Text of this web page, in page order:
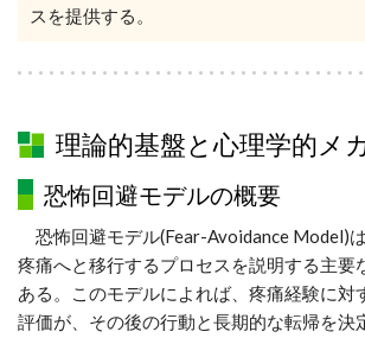
スを提供する。
理論的基盤と心理学的メ
恐怖回避モデルの概要
恐怖回避モデル(Fear-Avoidance Model)
疼痛へと移行するプロセスを説明する主要
ある。このモデルによれば、疼痛経験に対
評価が、その後の行動と長期的な転帰を決